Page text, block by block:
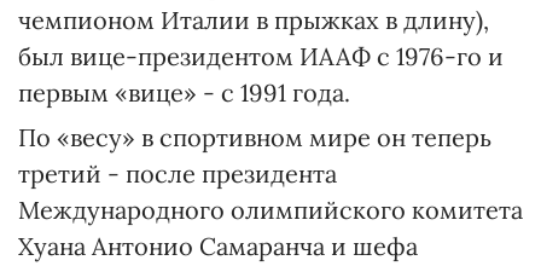
чемпионом Италии в прыжках в длину),
был вице-президентом ИААФ с 1976-го и
первым «вице» - с 1991 года.
По «весу» в спортивном мире он теперь
третий - после президента
Международного олимпийского комитета
Хуана Антонио Самаранча и шефа